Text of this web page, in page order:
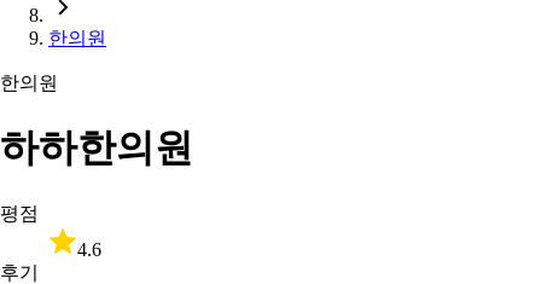
한의원
한의원
하하한의원
평점
4.6
후기